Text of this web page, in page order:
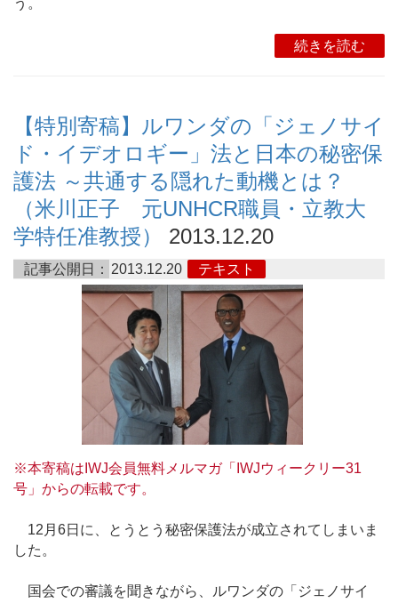
続きを読む
【特別寄稿】ルワンダの「ジェノサイ
ド・イデオロギー」法と日本の秘密保
護法 ～共通する隠れた動機とは？
（米川正子 元UNHCR職員・立教大
学特任准教授）
2013.12.20
記事公開日： 2013.12.20 テキスト
※本寄稿はIWJ会員無料メルマガ「IWJウィークリー31
号」からの転載です。
12月6日に、とうとう秘密保護法が成立されてしまいま
した。
国会での審議を聞きながら、ルワンダの「ジェノサイ